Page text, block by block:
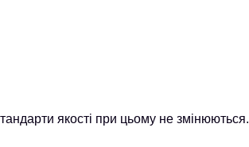
якості при цьому не змінюються.